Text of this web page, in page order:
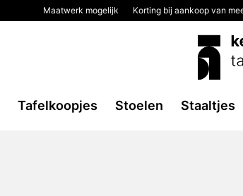
Maatwerk mogelijk Korting bij aankoop van
Tafelkoopjes Stoelen Staaltjes